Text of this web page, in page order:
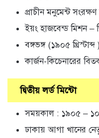
প্রাচীন মনুমেন্ট
ইয়ং হাজবেন্ড মিশন –
বঙ্গভঙ্গ (১৯০৫ খ্রিস্টাব্দ
কার্জন-কিচেনারের
দ্বিতীয় লর্ড মিন্টো
সময়কাল : ১৯০৫ – ১০
ঢাকায় আগা খানের